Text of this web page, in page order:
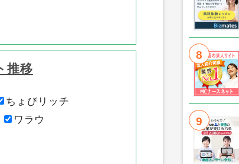
推移
ちょびリッチ
ワラウ
8
9